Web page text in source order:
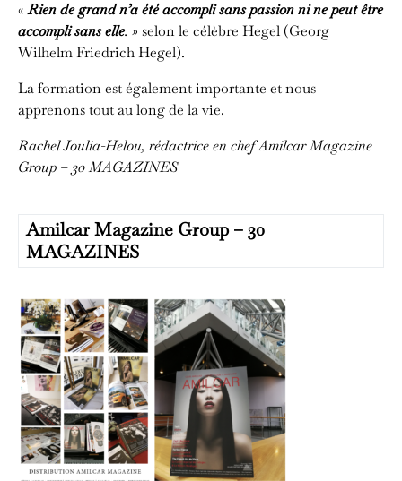
«Rien de grand n’a été accompli sans passion ni ne peut être
accompli sans elle. » selon le célèbre Hegel (Georg
Wilhelm Friedrich Hegel).
La formation est également importante et nous
apprenons tout au long de la vie.
Rachel Joulia-Helou, rédactrice en chefAmilcar Magazine
Group – 30 MAGAZINES
Amilcar Magazine Group – 30
MAGAZINES